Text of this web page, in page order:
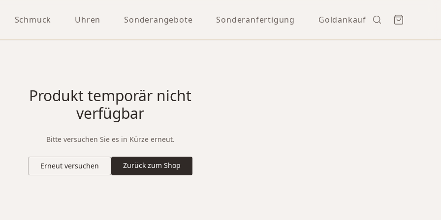
Schmuck Uhren Sonderangebote Sonderanfertigung Goldankauf
Produkt temporär nicht
verfügbar
Bitte versuchen Sie es in Kürze erneut.
Erneut versuchen Zurück zum Shop